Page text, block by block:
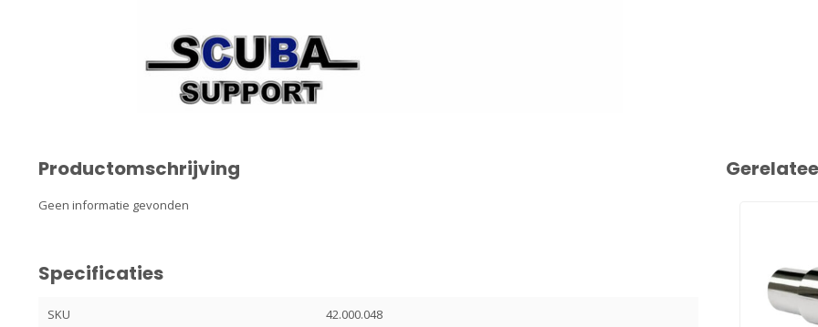
Productomschrijving
Geen informatie gevonden
Specificaties
SKU 42.000.048